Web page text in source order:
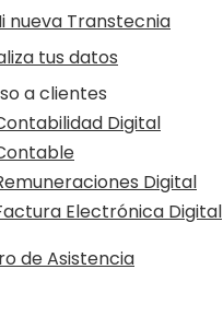
nueva Transtecnia
tus datos
a clientes
Digital
Digital
Electrónica Digital
de Asistencia